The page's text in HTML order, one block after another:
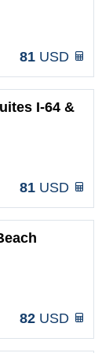
81 USD
I-64 &
81 USD
82 USD